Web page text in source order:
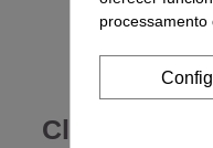
Clientes
processamento